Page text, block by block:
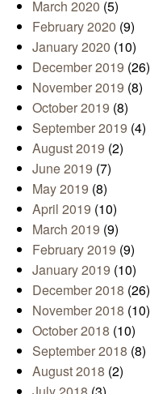
March 2020 (5)
February 2020 (9)
January 2020 (10)
December 2019 (26)
November 2019 (8)
October 2019 (8)
September 2019 (4)
August 2019 (2)
June 2019 (7)
May 2019 (8)
April 2019 (10)
March 2019 (9)
February 2019 (9)
January 2019 (10)
December 2018 (26)
November 2018 (10)
October 2018 (10)
September 2018 (8)
August 2018 (2)